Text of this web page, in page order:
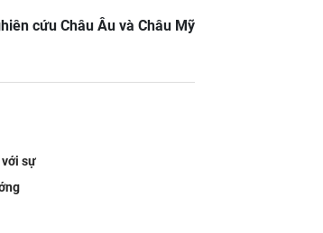
cứu Châu Âu và Châu Mỹ
sự